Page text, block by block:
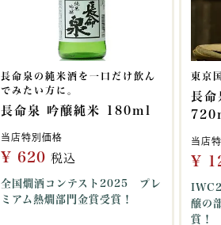
長命泉の純米酒を一口だけ飲ん
でみたい方に。
長命泉 吟醸純米 180ml
当店特別価格
¥ 620 税込
全国燗酒コンテスト2025 プレ
ミアム熱燗部門金賞受賞！
東京
長命
当店
¥
醸の
賞！